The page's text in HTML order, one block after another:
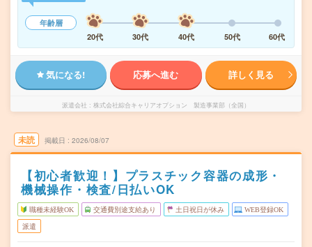
年齢層
20代
30代 40代 50代 60代
気になる! 応募へ進む 詳しく見る
派遣会社 株式会社綜合キャリアオプション 製造事業部（全国）
未読 掲載日 2026/08/07
【初心者歓迎！】プラスチック容器の成形・
機械操作・検査/日払いOK
職種未経験OK 交通費別途支給あり 土日祝日が休み WEB登録OK
派遣